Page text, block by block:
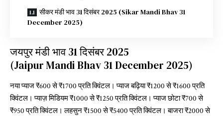
सीकर मंडी भाव 31 दिसंबर 2025 (Sikar Mandi Bhav 31
December 2025)
जयपुर मंडी भाव 31 दिसंबर 2025
(Jaipur Mandi Bhav 31 December 2025)
नया प्याज ₹600 से ₹1700 प्रति क्विंटल। प्याज बढ़िया ₹1200 से ₹1600 प्रति
क्विंटल। प्याज़ मिडियम ₹1000 से ₹1250 प्रति क्विंटल। प्याज छोटा ₹700 से
₹950 प्रति क्विंटल। लहसुन ₹1500 से ₹5400 प्रति क्विंटल। बाजरा ₹2000 से